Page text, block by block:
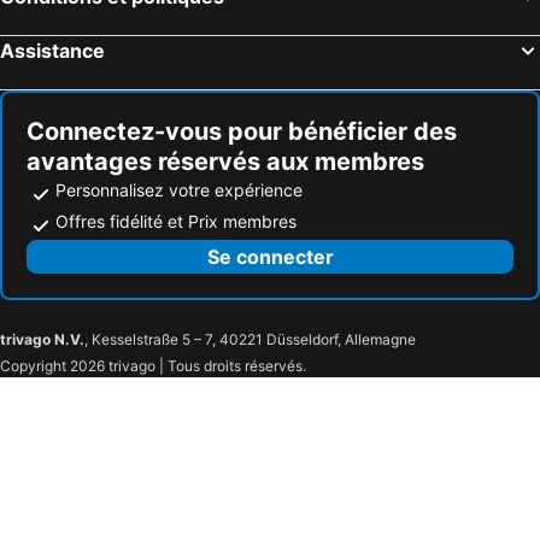
Squam Suite - Waterfront
Le lac et montagne. Resort Piscine, plage, bain à remous, Beach Bar, & Autres Services
?nhs #1 Lake. Lake Winnipesaukee!!! Beach, Hot Tub/pool, Volleyball, Beach ?
Short Walk To All The Fun! Loads Of Character
Cedar Lodge Room w/ Lake Views!
Million Dollar View Only 1/4 Mile From Weirs Beach
Mise à jour Weirs Beach, Village De Winnipesaukee Condo
Family Friendly Rustic Newly Renovated Cabin Abutting The White Lake State Park.
Condo de charme pour 8 personnes - Ski Gunstock ou Nager à Winnipesaukee
Charming Cabin With Wifi In Tuftonboro - Perfect Ice Fishing Retreat
Lakeview @ Cedar Lodge... In The Heart Of Lakes Region!
Assistance
Connectez-vous pour bénéficier des
avantages réservés aux membres
Personnalisez votre expérience
Offres fidélité et Prix membres
Se connecter
trivago N.V., Kesselstraße 5 – 7, 40221 Düsseldorf, Allemagne
Copyright 2026 trivago | Tous droits réservés.